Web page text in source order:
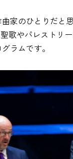
家のひとりだと
歌やパレストリ
ラムです。